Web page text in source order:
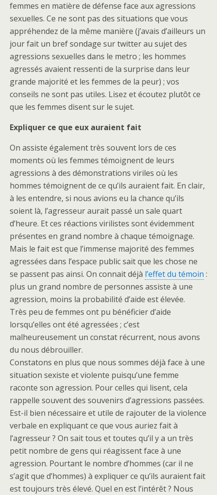
femmes en matière de défense face aux agressions
sexuelles. Ce ne sont pas des situations que vous
appréhendez de la même manière (j’avais d’ailleurs un
jour fait un bref sondage sur twitter au sujet des
agressions sexuelles dans le metro ; les hommes
agressés avaient ressenti de la surprise dans leur
grande majorité et les femmes de la peur) ; vos
conseils ne sont pas utiles. Lisez et écoutez plutôt ce
que les femmes disent sur le sujet.
Expliquer ce que eux auraient fait
On assiste également très souvent lors de ces
moments où les femmes témoignent de leurs
agressions à des démonstrations viriles où les
hommes témoignent de ce qu’ils auraient fait. En clair,
à les entendre, si nous avions eu la chance qu’ils
soient là, l’agresseur aurait passé un sale quart
d’heure. Et ces réactions virilistes sont évidemment
présentes en grand nombre à chaque témoignage.
Mais le fait est que l’immense majorité des femmes
agressées dans l’espace public sait que les chose ne
se passent pas ainsi. On connait déjà l’effet du témoin :
plus un grand nombre de personnes assiste à une
agression, moins la probabilité d’aide est élevée.
Très peu de femmes ont pu bénéficier d’aide
lorsqu’elles ont été agressées ; c’est
malheureusement un constat récurrent, nous avons
du nous débrouiller.
Constatons en plus que nous sommes déjà face à une
situation sexiste et violente puisqu’une femme
raconte son agression. Pour celles qui lisent, cela
rappelle souvent des souvenirs d’agressions passées.
Est-il bien nécessaire et utile de rajouter de la violence
verbale en expliquant ce que vous auriez fait à
l’agresseur ? On sait tous et toutes qu’il y a un très
petit nombre de gens qui réagissent face à une
agression. Pourtant le nombre d’hommes (car il ne
s’agit que d’hommes) à expliquer ce qu’ils auraient fait
est toujours très élevé. Quel en est l’intérêt ? Nous